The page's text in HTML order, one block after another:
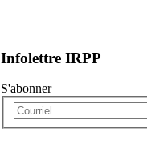
Infolettre IRPP
S'abonner